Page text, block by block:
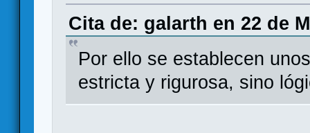
Cita de: galarth en 22 de
Por ello se establecen
estricta y rigurosa, sino